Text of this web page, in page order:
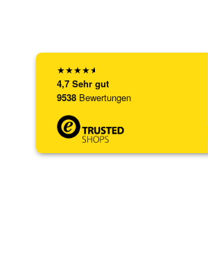
★★★★★
4,7 Sehr gut
9538 Bewertungen